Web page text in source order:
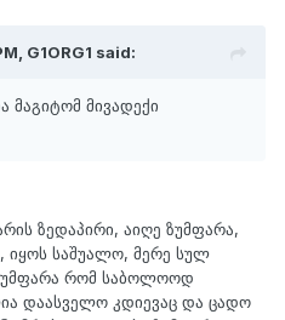
G1ORG1 said:
მივადექი
ზედაპირი, აიღე ზუმფარა,
იყოს საშუალო, მერე სულ
რომ საბოლოოდ
დაასველო კდიევაც და ცადო